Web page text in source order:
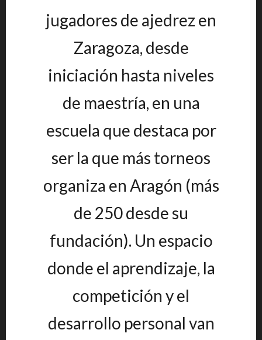
jugadores de ajedrez en
Zaragoza, desde
iniciación hasta niveles
de maestría, en una
escuela que destaca por
ser la que más torneos
organiza en Aragón (más
de 250 desde su
fundación). Un espacio
donde el aprendizaje, la
competición y el
desarrollo personal van